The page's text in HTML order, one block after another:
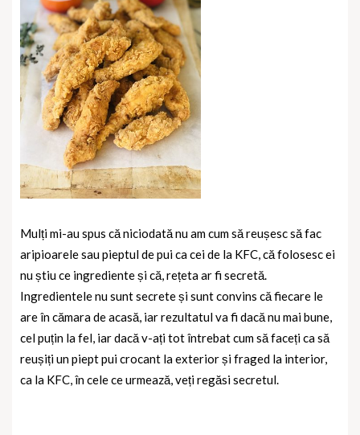
Mulți mi-au spus că niciodată nu am cum să reușesc să fac
aripioarele sau pieptul de pui ca cei de la KFC, că folosesc ei
nu știu ce ingrediente și că, rețeta ar fi secretă.
Ingredientele nu sunt secrete și sunt convins că fiecare le
are în cămara de acasă, iar rezultatul va fi dacă nu mai bune,
cel puțin la fel, iar dacă v-ați tot întrebat cum să faceți ca să
reușiți un piept pui crocant la exterior și fraged la interior,
ca la KFC, în cele ce urmează, veți regăsi secretul.